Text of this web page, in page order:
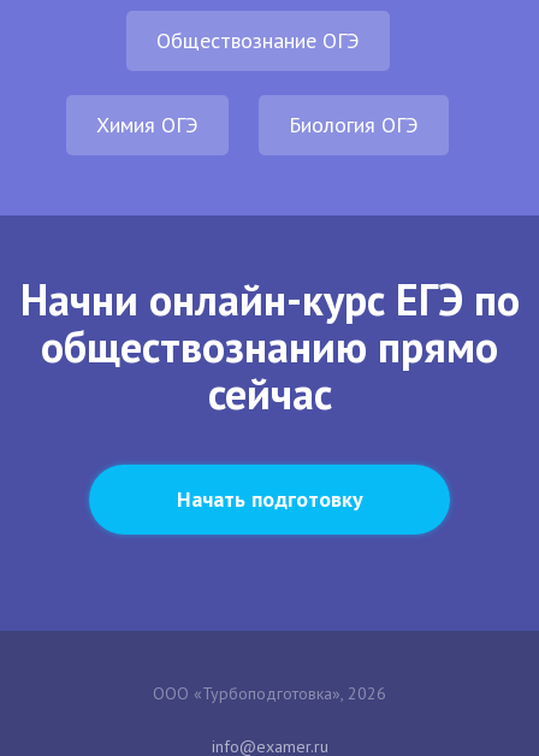
Обществознание ОГЭ
Химия ОГЭ Биология ОГЭ
Начни онлайн-курс ЕГЭ по
обществознанию прямо
сейчас
Начать подготовку
ООО «Турбоподготовка», 2026